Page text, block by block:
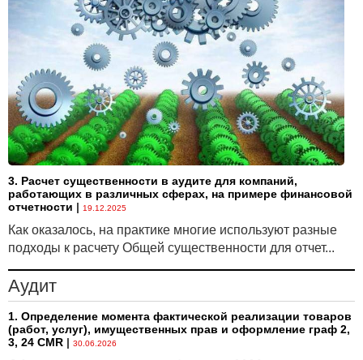
3. Расчет существенности в аудите для компаний,
работающих в различных сферах, на примере финансовой
отчетности | 19.12.2025
Как оказалось, на практике многие используют разные
подходы к расчету Общей существенности для отчет...
Аудит
1. Определение момента фактической реализации товаров
(работ, услуг), имущественных прав и оформление граф 2,
3, 24 CMR | 30.06.2026